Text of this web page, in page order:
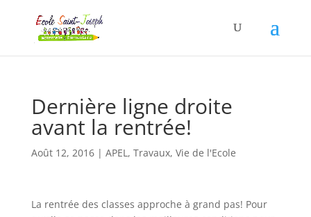
Dernière ligne droite
avant la rentrée!
Août 12, 2016| APEL, Travaux, Vie de l'Ecole
La rentrée des classes approche à grand pas! Pour